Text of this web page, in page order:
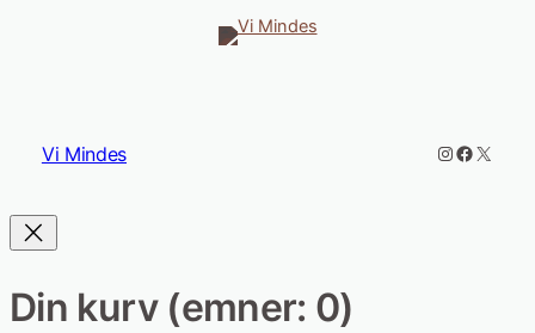
Vi Mindes Instagram
X
Din kurv (emner: 0)